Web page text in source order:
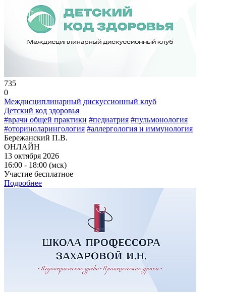
735
0
Междисциплинарный дискуссионный клуб
Детский код здоровья
#врачи общей практики #педиатрия #пульмонология
#оториноларингология #аллергология и иммунология
Бережанский П.В.
ОНЛАЙН
13 октября 2026
16:00 - 18:00 (мск)
Участие бесплатное
Подробнее